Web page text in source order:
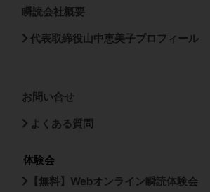
瞬読会社概要
代表取締役山中恵美子プロフィール
お問い合せ
よくある質問
体験会
【無料】Webオンライン瞬読体験会